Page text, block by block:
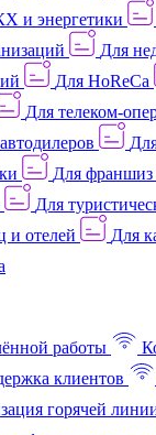
и энергетики
Для
Для HoReCa
Для телеком-
Для франшиз
Для
и отелей
Для
работы
клиентов
горячей